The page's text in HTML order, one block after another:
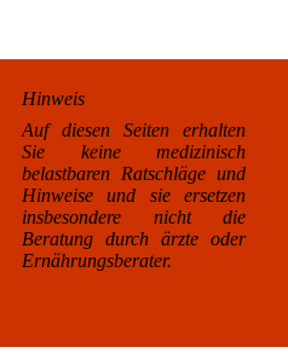
Hinweis
Auf diesen Seiten erhalten
Sie keine medizinisch
belastbaren Ratschläge und
Hinweise und sie ersetzen
insbesondere nicht die
Beratung durch ärzte oder
Ernährungsberater.